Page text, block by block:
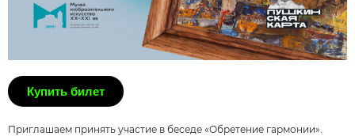
Купить билет
Приглашаем принять участие в беседе «Обретение гармонии».